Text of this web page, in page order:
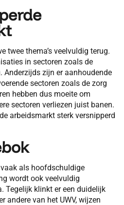
twee thema’s veelvuldig terug.
in sectoren zoals de
Anderzijds zijn er aanhoudende
sectoren zoals de zorg
hebben dus moeite om
sectoren verliezen juist banen.
arbeidsmarkt sterk versnipperd
als hoofdschuldige
wordt ook veelvuldig
Tegelijk klinkt er een duidelijk
andere van het UWV, wijzen